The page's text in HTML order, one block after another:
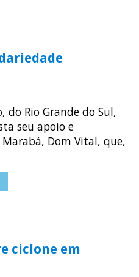
do Rio Grande do Sul,
seu apoio e
Dom Vital, que,
ciclone em